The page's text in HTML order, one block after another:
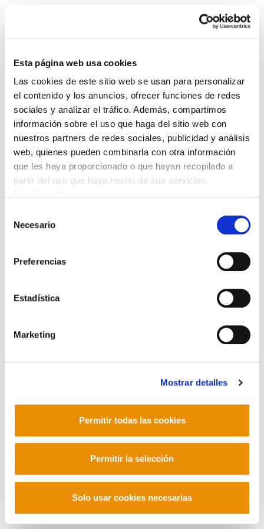
Esta página web usa cookies
Las cookies de este sitio web se usan para personalizar
el contenido y los anuncios, ofrecer funciones de redes
sociales y analizar el tráfico. Además, compartimos
información sobre el uso que haga del sitio web con
nuestros partners de redes sociales, publicidad y análisis
web, quienes pueden combinarla con otra información
que les haya proporcionado o que hayan recopilado a
partir del uso que haya hecho de sus servicios.
Necesario
Preferencias
Estadística
Marketing
Mostrar detalles
Permitir todas las cookies
Permitir la selección
Solo usar cookies necesarias
ELA Astekaria 67
ELA Astekaria 67.PDF 2.4 MB
POLÍTICA DE COOKIES
CANAL DE INFORMACIÓN
POLÍTICA DE PRIVACIDAD
MAPA DEL SITIO
ACCESIBILIDAD
Barrainkua 13 - 48009 Bilbo -
Telf. +33 (0) 559 25 65 52
Mastodon